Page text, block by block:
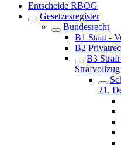
Entscheide RBOG
Gesetzesregister
Bundesrecht
B1 Staat -
B2
B3
Strafvollzug
21.